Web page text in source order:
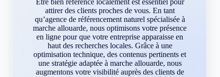
Être bien référencé localement est essentiel pour
attirer des clients proches de vous. En tant
qu’agence de référencement naturel spécialisée à
marche allouarde, nous optimisons votre présence
en ligne pour que votre entreprise apparaisse en
haut des recherches locales. Grâce à une
optimisation technique, des contenus pertinents et
une stratégie adaptée à marche allouarde, nous
augmentons votre visibilité auprès des clients de